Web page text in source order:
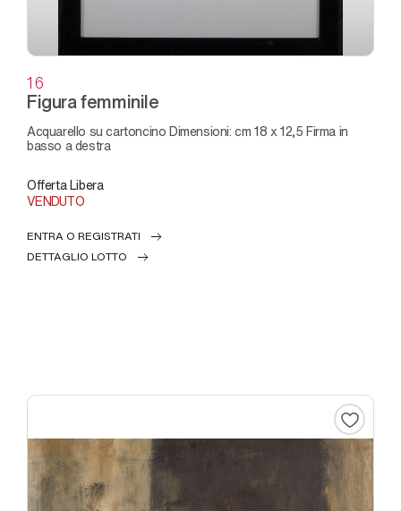
16
Figura femminile
Acquarello su cartoncino Dimensioni: cm 18 x 12,5 Firma in
basso a destra
Offerta Libera
VENDUTO
ENTRA O REGISTRATI
DETTAGLIO LOTTO